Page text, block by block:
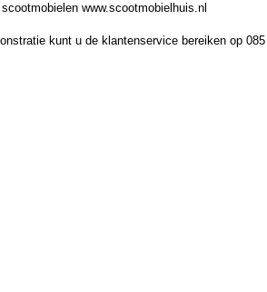
www.scootmobielhuis.nl
kunt u de klantenservice bereiken op 085